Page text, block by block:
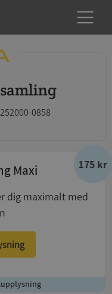
0858
175 kr
Maxi
dig maximalt med